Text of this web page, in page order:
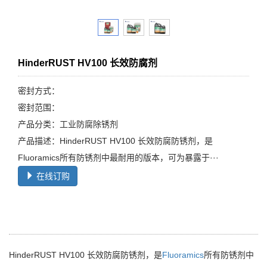
HinderRUST HV100 长效防腐剂
密封方式：
密封范围：
产品分类：工业防腐除锈剂
产品描述：HinderRUST HV100 长效防腐防锈剂，是
Fluoramics所有防锈剂中最耐用的版本，可为暴露于···
在线订购
HinderRUST HV100 长效防腐防锈剂，是Fluoramics所有防锈剂中